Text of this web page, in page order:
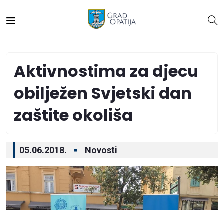
Aktivnostima za djecu
obilježen Svjetski dan
zaštite okoliša
05.06.2018. Novosti